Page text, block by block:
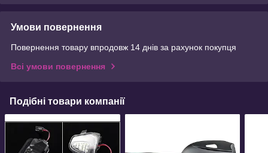
Умови повернення
Повернення товару впродовж 14 днів за рахунок покупця
Всі умови повернення
Подібні товари компанії